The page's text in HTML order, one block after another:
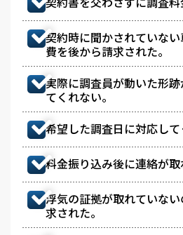
契約時に聞かされていな
費を後から請求された。
実際に調査員が動いた形
てくれない。
希望した調査日に対応して
料金振り込み後に連絡が
浮気の証拠が取れていな
求された。